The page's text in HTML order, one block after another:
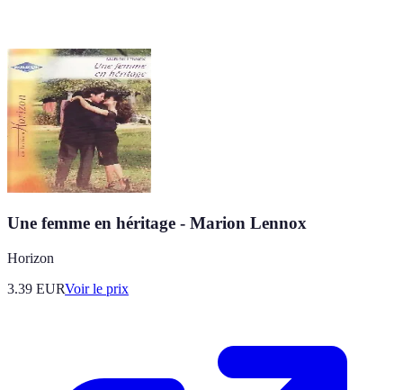
Une femme en héritage - Marion Lennox
Horizon
3.39 EURVoir le prix